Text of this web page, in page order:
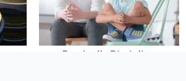
Frasi sulla Disciplina